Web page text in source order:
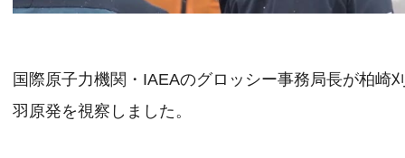
国際原子力機関・IAEAのグロッシー事務局長が柏崎
羽原発を視察しました。